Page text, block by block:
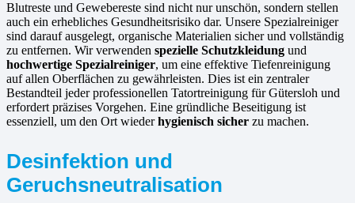
Blutreste und Gewebereste sind nicht nur unschön, sondern stellen
auch ein erhebliches Gesundheitsrisiko dar. Unsere Spezialreiniger
sind darauf ausgelegt, organische Materialien sicher und vollständig
zu entfernen. Wir verwenden spezielle Schutzkleidung und
hochwertige Spezialreiniger, um eine effektive Tiefenreinigung
auf allen Oberflächen zu gewährleisten. Dies ist ein zentraler
Bestandteil jeder professionellen Tatortreinigung für Gütersloh und
erfordert präzises Vorgehen. Eine gründliche Beseitigung ist
essenziell, um den Ort wiederhygienisch sicher zu machen.
Desinfektion und
Geruchsneutralisation